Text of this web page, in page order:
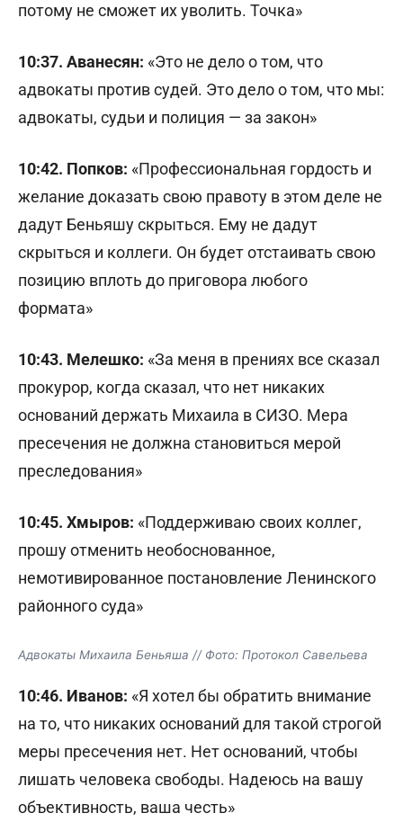
потому не сможет их уволить. Точка»
10:37. Аванесян: «Это не дело о том, что
адвокаты против судей. Это дело о том, что мы:
адвокаты, судьи и полиция — за закон»
10:42. Попков: «Профессиональная гордость и
желание доказать свою правоту в этом деле не
дадут Беньяшу скрыться. Ему не дадут
скрыться и коллеги. Он будет отстаивать свою
позицию вплоть до приговора любого
формата»
10:43. Мелешко: «За меня в прениях все сказал
прокурор, когда сказал, что нет никаких
оснований держать Михаила в СИЗО. Мера
пресечения не должна становиться мерой
преследования»
10:45. Хмыров: «Поддерживаю своих коллег,
прошу отменить необоснованное,
немотивированное постановление Ленинского
районного суда»
Адвокаты Михаила Беньяша // Фото: Протокол Савельева
10:46. Иванов: «Я хотел бы обратить внимание
на то, что никаких оснований для такой строгой
меры пресечения нет. Нет оснований, чтобы
лишать человека свободы. Надеюсь на вашу
объективность, ваша честь»